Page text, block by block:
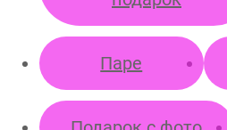
Паре